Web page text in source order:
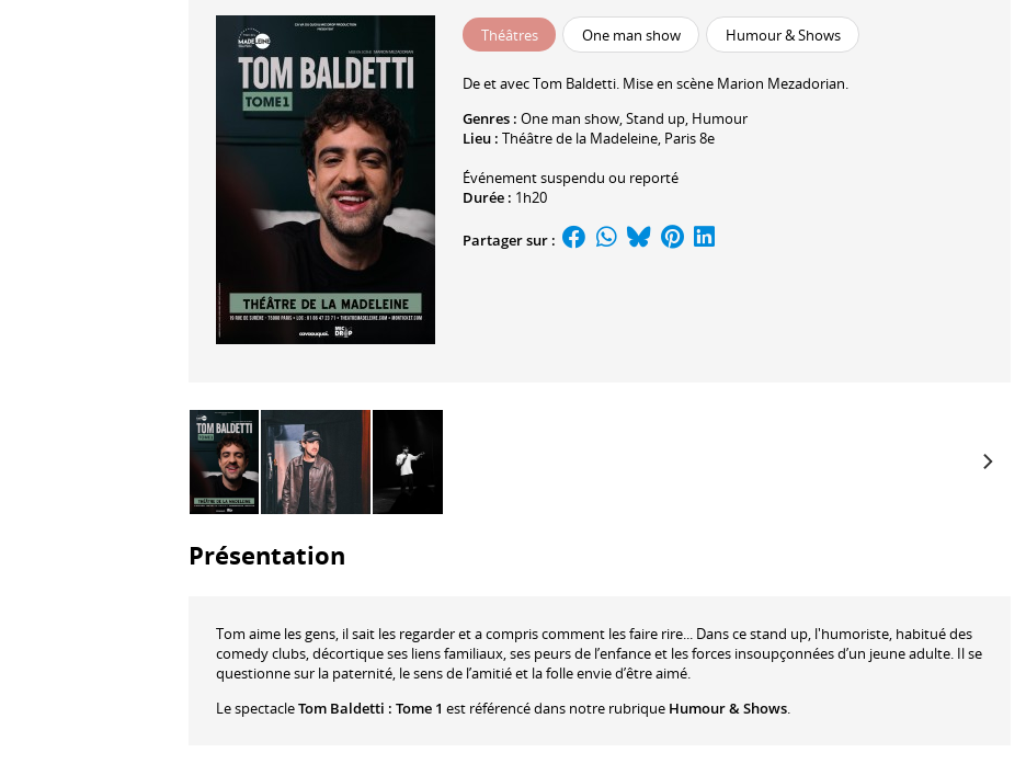
Théâtres One man show Humour & Shows
De et avecTom Baldetti. Mise en scène Marion Mezadorian.
Genres : One man show,Stand up, Humour
Lieu : Théâtre de la Madeleine, Paris 8e
Événement suspendu ou reporté
Durée : 1h20
Partager sur :
Présentation
Tom aime les gens, il sait les regarder et a compris comment les faire rire... Dans ce stand up, l'humoriste, habitué des
comedy clubs, décortique ses liens familiaux, ses peurs de l’enfance et les forces insoupçonnées d’un jeune adulte. Il se
questionne sur la paternité, le sens de l’amitié et la folle envie d’être aimé.
Le spectacleTom Baldetti : Tome 1 est référencé dans notre rubrique Humour & Shows.